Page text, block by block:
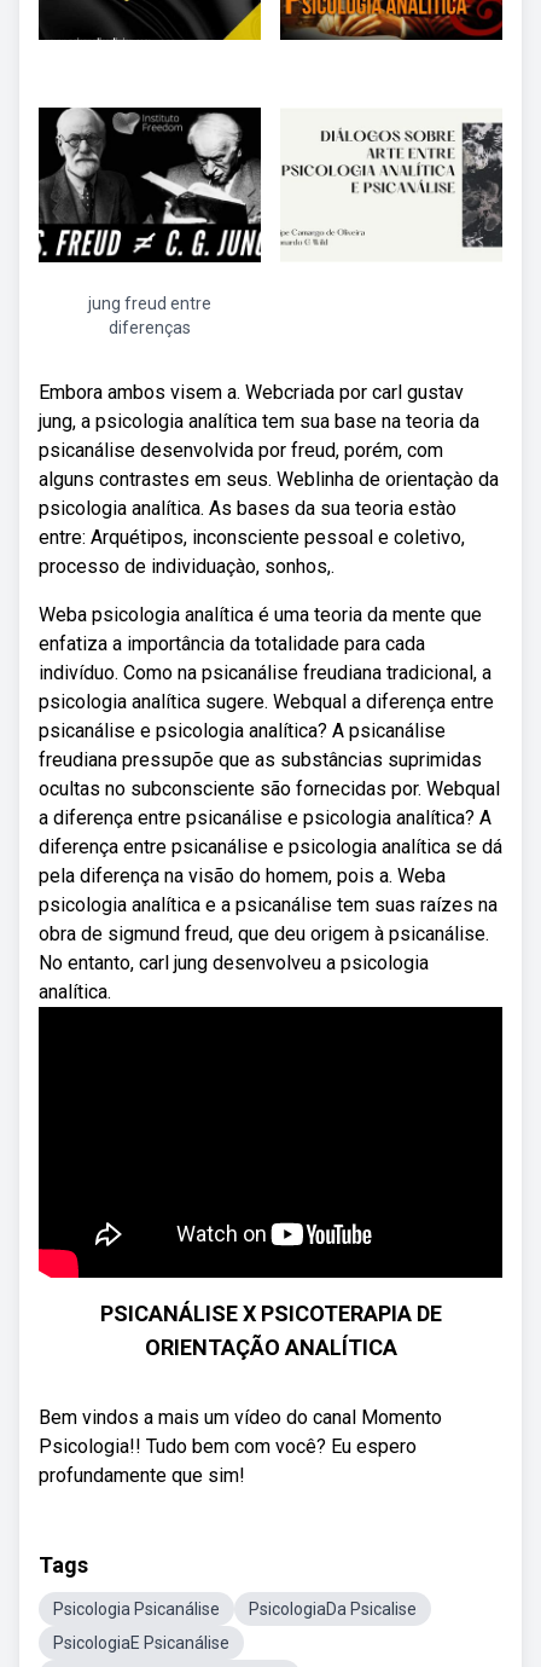
jung freud entre
diferenças
Embora ambos visem a. Webcriada por carl gustav
jung, a psicologia analítica tem sua base na teoria da
psicanálise desenvolvida por freud, porém, com
alguns contrastes em seus. Weblinha de orientaçào da
psicologia analítica. As bases da sua teoria estào
entre: Arquétipos, inconsciente pessoal e coletivo,
processo de individuaçào, sonhos,.
Weba psicologia analítica é uma teoria da mente que
enfatiza a importância da totalidade para cada
indivíduo. Como na psicanálise freudiana tradicional, a
psicologia analítica sugere. Webqual a diferença entre
psicanálise e psicologia analítica? A psicanálise
freudiana pressupõe que as substâncias suprimidas
ocultas no subconsciente são fornecidas por. Webqual
a diferença entre psicanálise e psicologia analítica? A
diferença entre psicanálise e psicologia analítica se dá
pela diferença na visão do homem, pois a. Weba
psicologia analítica e a psicanálise tem suas raízes na
obra de sigmund freud, que deu origem à psicanálise.
No entanto, carl jung desenvolveu a psicologia
analítica.
PSICANÁLISE X PSICOTERAPIA DE
ORIENTAÇÃO ANALÍTICA
Bem vindos a mais um vídeo do canal Momento
Psicologia!! Tudo bem com você? Eu espero
profundamente que sim!
Tags
Psicologia Psicanálise
PsicologiaDa Psicalise
PsicologiaE Psicanálise